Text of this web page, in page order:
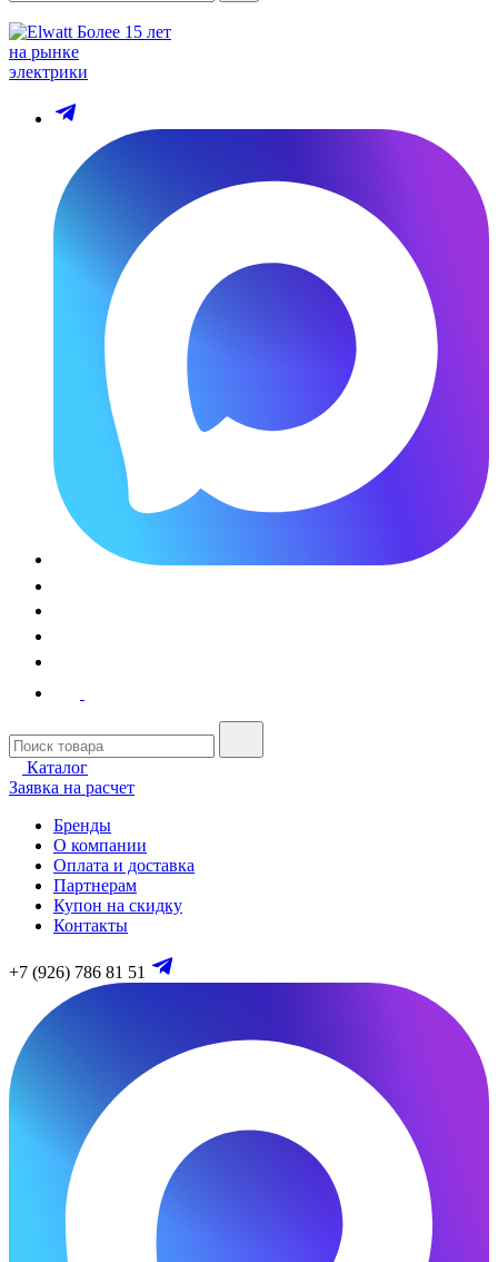
Более 15 лет
на рынке
электрики
Каталог
Заявка на расчет
Бренды
О компании
Оплата и доставка
Партнерам
Купон на скидку
Контакты
+7 (926) 786 81 51